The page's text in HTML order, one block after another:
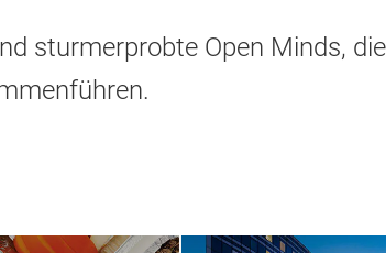
sturmerprobte Open Minds,